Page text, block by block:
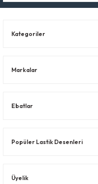
Kategoriler
Markalar
Ebatlar
Popüler Lastik Desenleri
Üyelik